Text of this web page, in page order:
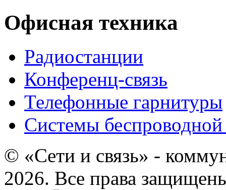
Офисная техника
Радиостанции
Конференц-связь
Телефонные гарнитуры
Системы беспроводной
© «Сети и связь» -
2026. Все права